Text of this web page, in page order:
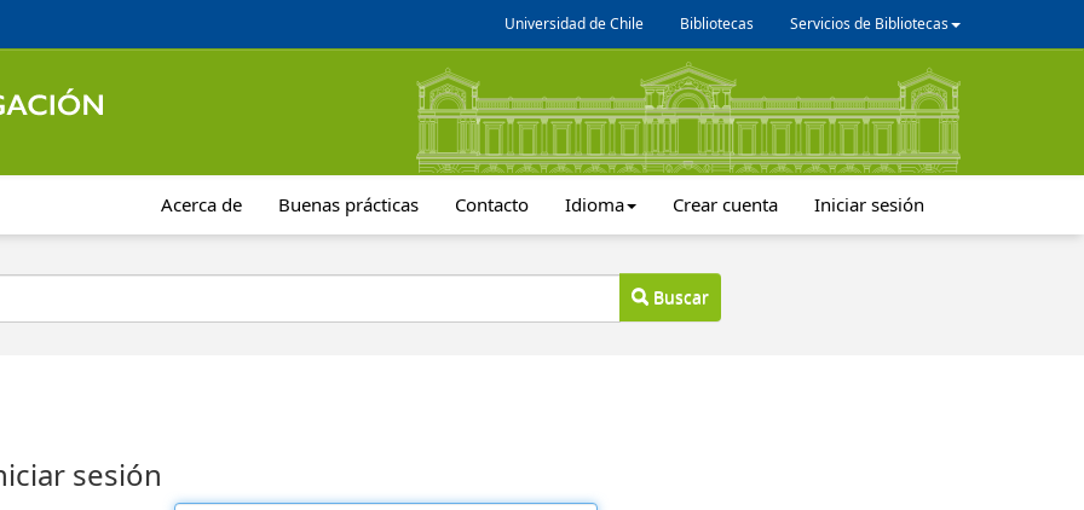
Universidad de Chile Bibliotecas Servicios de Bibliotecas
Acerca de Buenas prácticas Contacto Idioma Crear cuenta Iniciar sesión
Buscar
sesión